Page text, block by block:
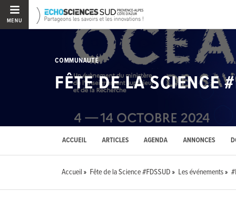
MENU
COMMUNAUTÉ
FÊTE DE LA SCIENCE
ACCUEIL ARTICLES AGENDA ANNONCES
Accueil Fête de la Science #FDSSUD Les événements